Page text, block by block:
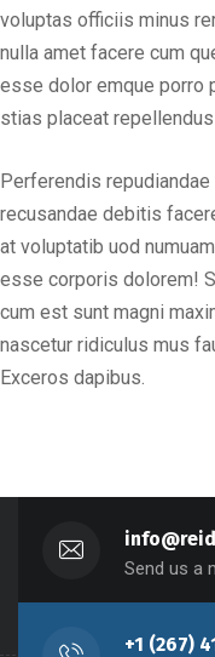
voluptas officiis minus
nulla amet facere cum
esse dolor emque porro
stias placeat repellendus
Perferendis
recusandae debitis
at voluptatib uod
esse corporis dolorem!
cum est sunt magni
nascetur ridiculus mus
Exceros dapibus.
Send us a
+1 (267)